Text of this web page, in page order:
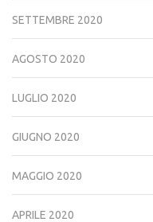
SETTEMBRE 2020
AGOSTO 2020
LUGLIO 2020
GIUGNO 2020
MAGGIO 2020
APRILE 2020